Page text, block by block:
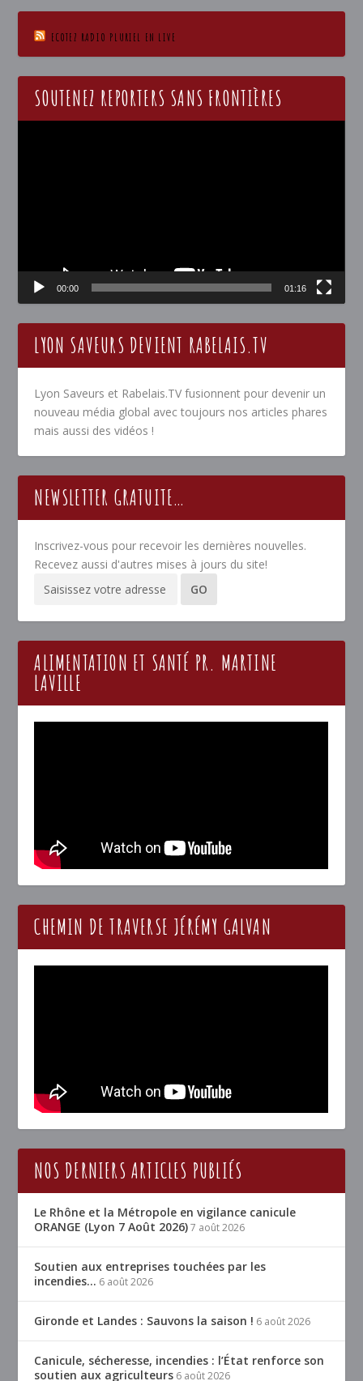
ECOTEZ RADIO PLURIEL EN LIVE
SOUTENEZ REPORTERS SANS FRONTIÈRES
00:00 01:16
LYON SAVEURS DEVIENT RABELAIS.TV
Lyon Saveurs et Rabelais.TV fusionnent pour devenir un
nouveau média global avec toujours nos articles phares
mais aussi des vidéos !
NEWSLETTER GRATUITE…
Inscrivez-vous pour recevoir les dernières nouvelles.
Recevez aussi d'autres mises à jours du site!
ALIMENTATION ET SANTÉ PR. MARTINE
LAVILLE
CHEMIN DE TRAVERSE JÉRÉMY GALVAN
NOS DERNIERS ARTICLES PUBLIÉS
Le Rhône et la Métropole en vigilance canicule
ORANGE (Lyon 7 Août 2026) 7 août 2026
Soutien aux entreprises touchées par les
incendies… 6 août 2026
Gironde et Landes : Sauvons la saison ! 6 août 2026
Canicule, sécheresse, incendies : l’État renforce son
soutien aux agriculteurs 6 août 2026